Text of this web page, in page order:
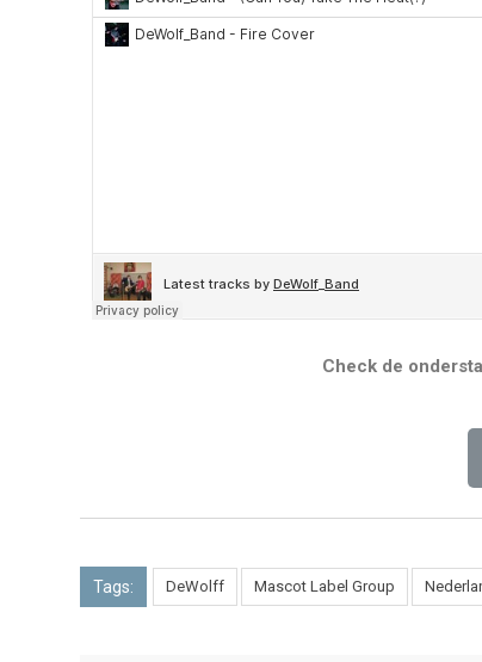
Check de
Tags: DeWolff Mascot Label Group